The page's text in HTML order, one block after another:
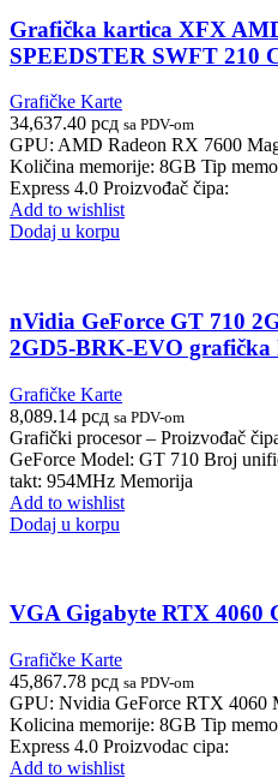
Grafička kartica XFX
SPEEDSTER SWFT 210
Grafičke Karte
34,637.40 рсд sa PDV-om
GPU: AMD Radeon RX 7600
Količina memorije: 8GB Tip
Express 4.0 Proizvođač čipa:
Add to wishlist
Dodaj u korpu
nVidia GeForce GT 710
2GD5-BRK-EVO grafička
Grafičke Karte
8,089.14 рсд sa PDV-om
Grafički procesor – Proizvođač
GeForce Model: GT 710 Broj
takt: 954MHz Memorija
Add to wishlist
Dodaj u korpu
VGA Gigabyte RTX 4060
Grafičke Karte
45,867.78 рсд sa PDV-om
GPU: Nvidia GeForce RTX 4060
Kolicina memorije: 8GB Tip
Express 4.0 Proizvodac cipa:
Add to wishlist